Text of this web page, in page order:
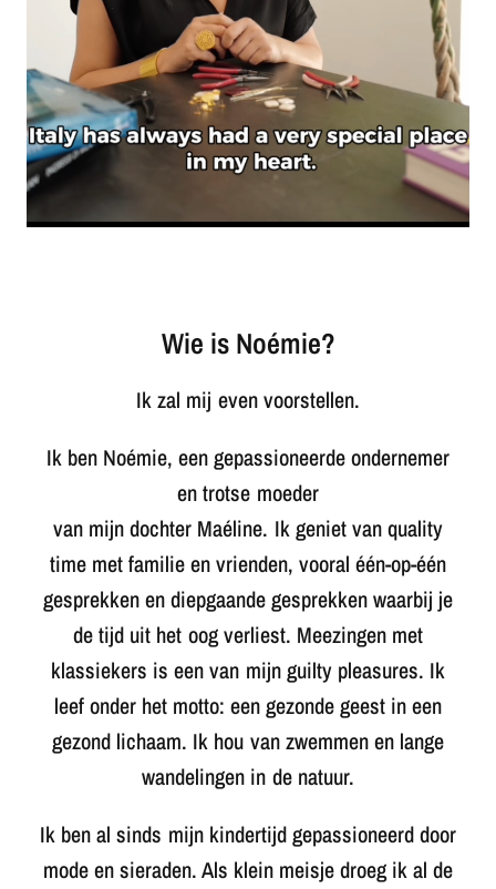
Wie is Noémie?
Ik zal mij even voorstellen.
Ik ben Noémie, een gepassioneerde ondernemer
en trotse moeder
van mijn dochter Maéline. Ik geniet van quality
time met familie en vrienden, vooral één-op-één
gesprekken en diepgaande gesprekken waarbij je
de tijd uit het oog verliest. Meezingen met
klassiekers is een van mijn guilty pleasures. Ik
leef onder het motto: een gezonde geest in een
gezond lichaam. Ik hou van zwemmen en lange
wandelingen in de natuur.
Ik ben al sinds mijn kindertijd gepassioneerd door
mode en sieraden. Als klein meisje droeg ik al de